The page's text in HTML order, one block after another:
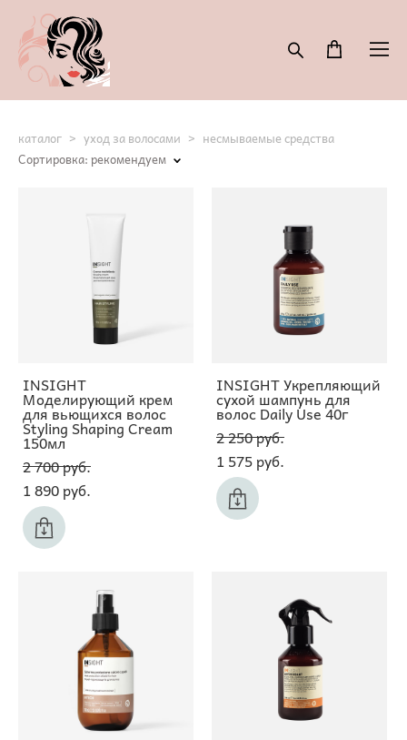
каталог > уход за волосами > несмываемые средства
Сортировка:рекомендуем
INSIGHT
Моделирующий крем
для вьющихся волос
Styling Shaping Cream
150мл
2 700 pуб.
1 890 pуб.
INSIGHT Укрепляющий
сухой шампунь для
волос Daily Use 40г
2 250 pуб.
1 575 pуб.